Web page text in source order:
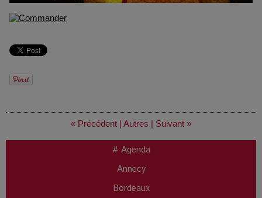
« Précédent | Autres | Suivant »
# Agenda
Annecy
Bordeaux